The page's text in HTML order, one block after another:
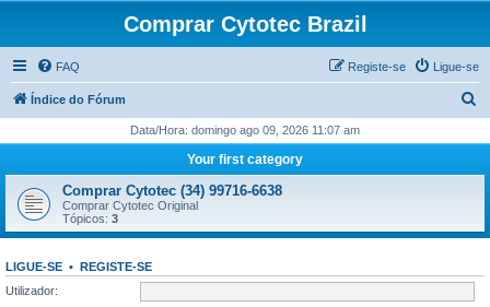
Comprar Cytotec Brazil
FAQ Ligue-se
Registe-se
Índice do Fórum
q
i
Data/Hora: domingo ago 09, 2026 11:07 am
Your first category
Comprar Cytotec (34) 99716-6638
Comprar Cytotec Original
Tópicos: 3
LIGUE-SE • REGISTE-SE
Utilizador: